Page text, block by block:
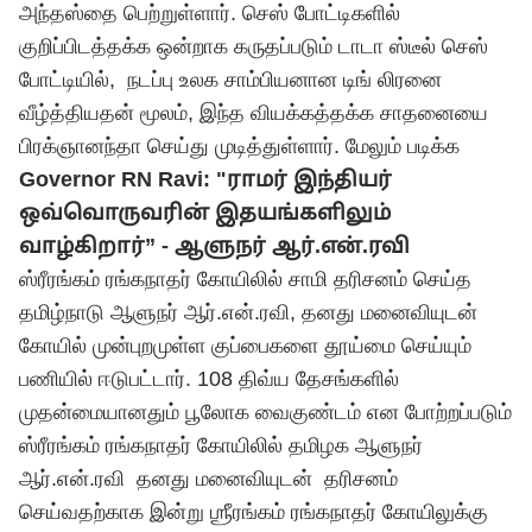
அந்தஸ்தை பெற்றுள்ளார். செஸ் போட்டிகளில்
குறிப்பிடத்தக்க ஒன்றாக கருதப்படும் டாடா ஸ்டீல் செஸ்
போட்டியில், நடப்பு உலக சாம்பியனான டிங் லிரனை
வீழ்த்தியதன் மூலம், இந்த வியக்கத்தக்க சாதனையை
பிரக்ஞானந்தா செய்து முடித்துள்ளார். மேலும் படிக்க
Governor RN Ravi: "ராமர் இந்தியர்
ஒவ்வொருவரின் இதயங்களிலும்
வாழ்கிறார்” - ஆளுநர் ஆர்.என்.ரவி
ஸ்ரீரங்கம் ரங்கநாதர் கோயிலில் சாமி தரிசனம் செய்த
தமிழ்நாடு ஆளுநர் ஆர்.என்.ரவி, தனது மனைவியுடன்
கோயில் முன்புறமுள்ள குப்பைகளை தூய்மை செய்யும்
பணியில் ஈடுபட்டார். 108 திவ்ய தேசங்களில்
முதன்மையானதும் பூலோக வைகுண்டம் என போற்றப்படும்
ஸ்ரீரங்கம் ரங்கநாதர் கோயிலில் தமிழக ஆளுநர்
ஆர்.என்.ரவி தனது மனைவியுடன் தரிசனம்
செய்வதற்காக இன்று ஶ்ரீரங்கம் ரங்கநாதர் கோயிலுக்கு